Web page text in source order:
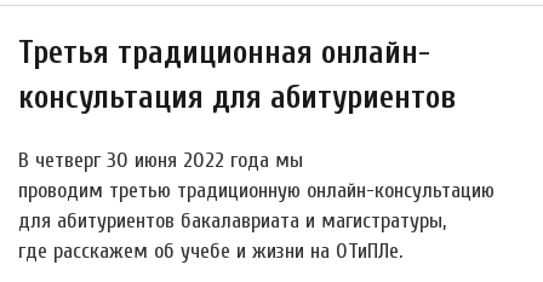
Третья традиционная онлайн-
консультация для абитуриентов
В четверг 30 июня 2022 года мы
проводим третью традиционную онлайн-консультацию
для абитуриентов бакалавриата и магистратуры,
где расскажем об учебе и жизни на ОТиПЛе.